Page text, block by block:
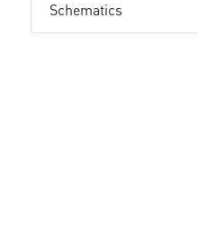
Schematics